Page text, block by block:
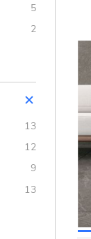
5
2
13
12
9
13